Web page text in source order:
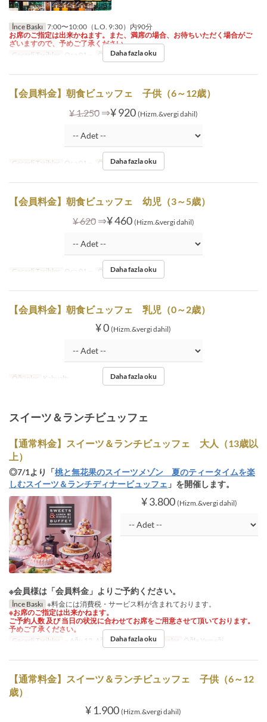
İnce Baskı 7:00〜10:00（L.O. 9:30）内90分
お席のご指定は出来かねます。また、満席の場合、お待ちいただく場合がご
ざいますので、予めご了承ください。
Geçerli Tarihler
Oca 01 ~ Öğünler Kahvaltı
Daha fazla oku
【会員料金】朝食ビュッフェ 子供（6～12歳）
¥ 1.250 ⇒¥ 920 (Hizm.&vergi dahil)
Geçerli Tarihler Oca 01 ~ Öğünler Kahvaltı
Daha fazla oku
【会員料金】朝食ビュッフェ 幼児（3～5歳）
¥ 620 ⇒¥ 460 (Hizm.&vergi dahil)
Geçerli Tarihler Oca 01 ~ Öğünler Kahvaltı
Daha fazla oku
【会員料金】朝食ビュッフェ 乳児（0～2歳）
¥ 0 (Hizm.&vergi dahil)
Öğünler Kahvaltı Daha fazla oku
スイーツ＆ランチビュッフェ
【通常料金】スイーツ＆ランチビュッフェ 大人（13歳以
上）
◎7/1より「 桃と無花果のスイーツメゾン 夏のティータイムを楽
しむスイーツ＆ランチディナービュッフェ 」を開催します。
¥ 3.800 (Hizm.&vergi dahil)
※会員様は「会員料金」よりご予約ください。
İnce Baskı ※料金には消費税・サービス料が含まれております。
※お席のご指定は出来かねます。
ご予約人数 及び 当日の状況に合わせてお席をご用意させて頂いております。
予めご了承ください。
Geçerli Tarihler
~ Ağu 12, Ağu 17 ~ Ağu 31 Öğünler Öğle Yemeği
Daha fazla oku
【通常料金】スイーツ＆ランチビュッフェ 子供（6～12
歳）
¥ 1.900 (Hizm.&vergi dahil)